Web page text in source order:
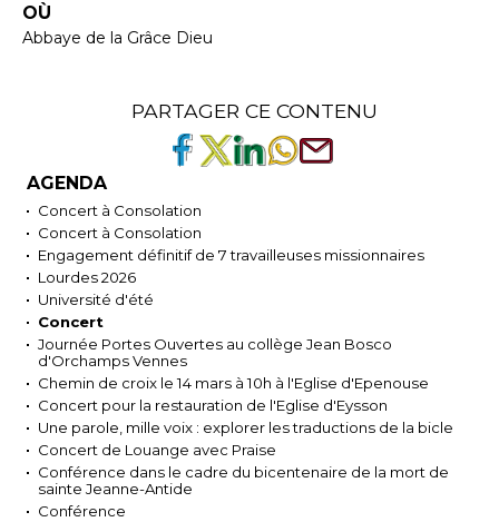
OÙ
Abbaye de la Grâce Dieu
PARTAGER CE CONTENU
AGENDA
Concert à Consolation
Concert à Consolation
Engagement définitif de 7 travailleuses missionnaires
Lourdes 2026
Université d'été
Concert
Journée Portes Ouvertes au collège Jean Bosco
d'Orchamps Vennes
Chemin de croix le 14 mars à 10h à l'Eglise d'Epenouse
Concert pour la restauration de l'Eglise d'Eysson
Une parole, mille voix : explorer les traductions de la bicle
Concert de Louange avec Praise
Conférence dans le cadre du bicentenaire de la mort de
sainte Jeanne-Antide
Conférence